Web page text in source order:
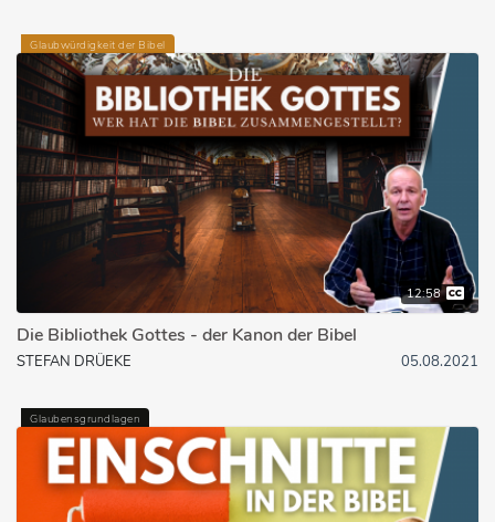
Glaubwürdigkeit der Bibel
12:58
Die Bibliothek Gottes - der Kanon der Bibel
STEFAN DRÜEKE 05.08.2021
Glaubensgrundlagen